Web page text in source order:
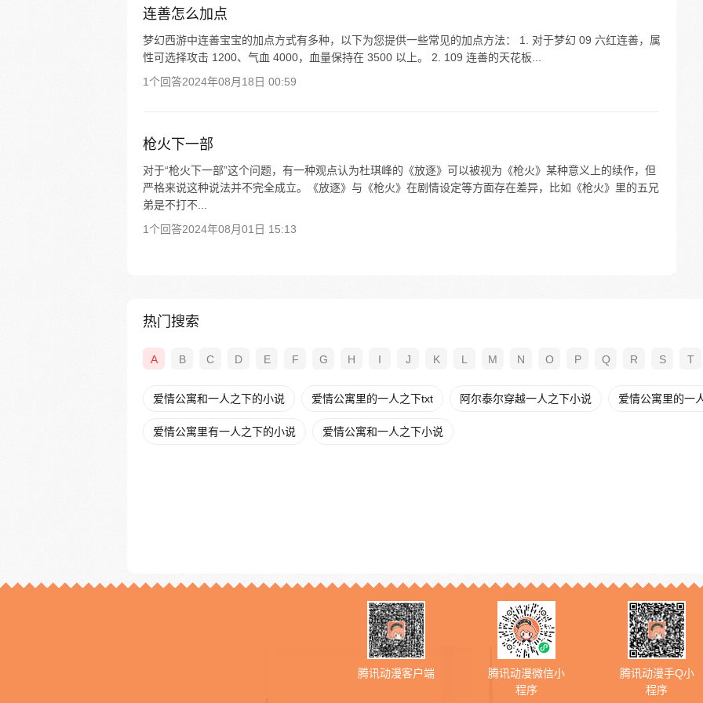
连善怎么加点
梦幻西游中连善宝宝的加点方式有多种，以下为您提供一些常见的加点方法： 1. 对于梦幻 09 六红连善，属
性可选择攻击 1200、气血 4000，血量保持在 3500 以上。 2. 109 连善的天花板...
1个回答2024年08月18日 00:59
枪火下一部
对于“枪火下一部”这个问题，有一种观点认为杜琪峰的《放逐》可以被视为《枪火》某种意义上的续作，但
严格来说这种说法并不完全成立。《放逐》与《枪火》在剧情设定等方面存在差异，比如《枪火》里的五兄
弟是不打不...
1个回答2024年08月01日 15:13
热门搜索
A B C D E F G H I J K L M N O P Q R S T
爱情公寓和一人之下的小说 爱情公寓里的一人之下txt 阿尔泰尔穿越一人之下小说 爱情公寓里的一
爱情公寓里有一人之下的小说 爱情公寓和一人之下小说
腾讯动漫客户端
腾讯动漫微信小
程序
腾讯动漫手Q小
程序